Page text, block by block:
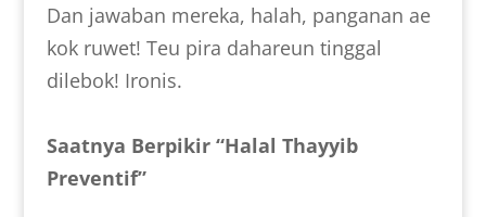
Dan jawaban mereka, halah, panganan ae
kok ruwet! Teu pira dahareun tinggal
dilebok! Ironis.
Saatnya Berpikir “Halal Thayyib
Preventif”